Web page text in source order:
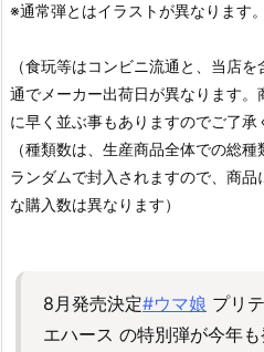
※通常弾とはイラストが異なります。
（食玩等はコンビニ流通と、当店
通でメーカー出荷日が異なります
に早く並ぶ事もありますのでご了承
（種類数は、生産商品全体での総
ランダムで封入されますので、商
な購入数は異なります）
8月発売決定#ウマ娘 プリ
エハース の特別弾が今年